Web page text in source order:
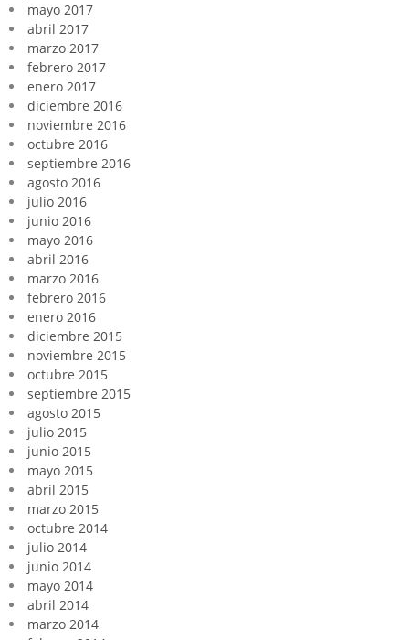
mayo 2017
abril 2017
marzo 2017
febrero 2017
enero 2017
diciembre 2016
noviembre 2016
octubre 2016
septiembre 2016
agosto 2016
julio 2016
junio 2016
mayo 2016
abril 2016
marzo 2016
febrero 2016
enero 2016
diciembre 2015
noviembre 2015
octubre 2015
septiembre 2015
agosto 2015
julio 2015
junio 2015
mayo 2015
abril 2015
marzo 2015
octubre 2014
julio 2014
junio 2014
mayo 2014
abril 2014
marzo 2014